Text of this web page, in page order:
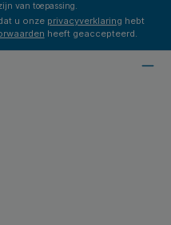
van toepassing.
u onze privacyverklaring hebt
heeft geaccepteerd.